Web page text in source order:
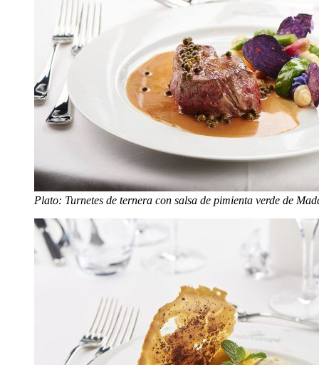
Plato: Turnetes de ternera con salsa de pimienta verde de